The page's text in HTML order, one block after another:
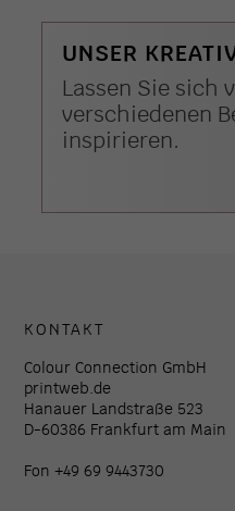
UNSER
Lassen Sie sich
verschiedenen
inspirieren.
KONTAKT
Colour Connection GmbH
printweb.de
Hanauer Landstraße 523
D-60386 Frankfurt am Main
Fon +49 69 9443730